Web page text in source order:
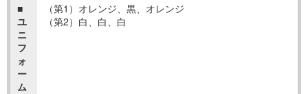
■
ユ
ニ
フ
ォ
ー
ム
（第1）オレンジ、黒、オレンジ
（第2）白、白、白